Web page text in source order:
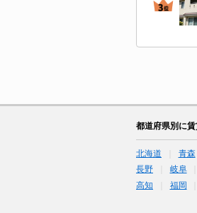
都道府県別に
北海道 青森
長野
岐阜
高知
福岡